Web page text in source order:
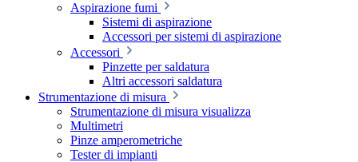
Aspirazione fumi
Sistemi di aspirazione
Accessori per sistemi di aspirazione
Accessori
Pinzette per saldatura
Altri accessori saldatura
Strumentazione di misura
Strumentazione di misura visualizza
Multimetri
Pinze amperometriche
Tester di impianti